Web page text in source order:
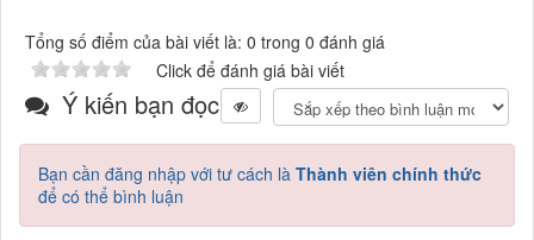
Tổng số điểm của bài viết là: 0 trong 0 đánh giá
Click để đánh giá bài viết
Ý kiến bạn đọc
Bạn cần đăng nhập với tư cách là Thành viên chính thức
để có thể bình luận